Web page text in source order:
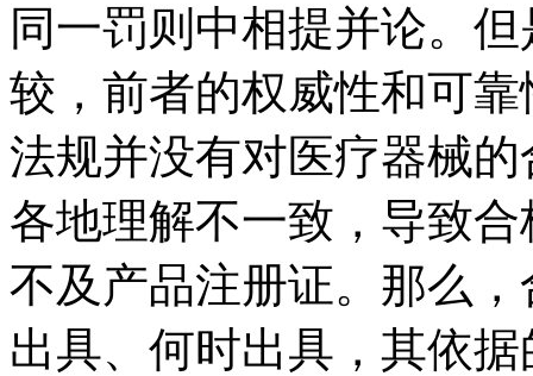
同一罚则中相提并论。
较，前者的权威性和可
法规并没有对医疗器械
各地理解不一致，导致
不及产品注册证。那么
出具、何时出具，其依